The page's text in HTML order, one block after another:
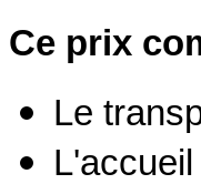
Ce prix
Le